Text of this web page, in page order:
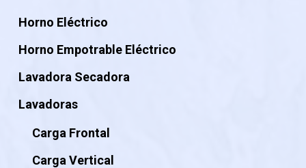
Horno Eléctrico
Horno Empotrable Eléctrico
Lavadora Secadora
Lavadoras
Carga Frontal
Carga Vertical